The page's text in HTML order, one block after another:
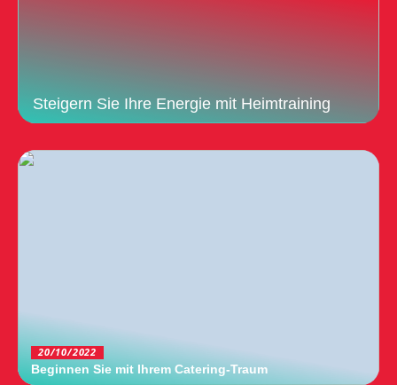
Steigern Sie Ihre Energie mit Heimtraining
20/10/2022
Beginnen Sie mit Ihrem Catering-Traum